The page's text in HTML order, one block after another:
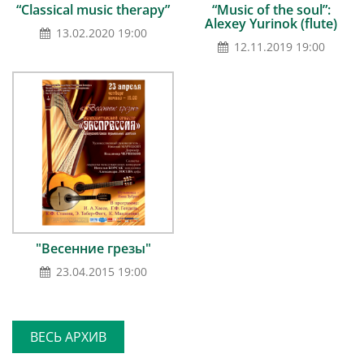
“Classical music therapy”
13.02.2020 19:00
“Music of the soul”:
Alexey Yurinok (flute)
12.11.2019 19:00
"Весенние грезы"
23.04.2015 19:00
ВЕСЬ АРХИВ